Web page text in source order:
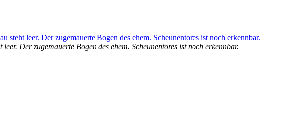
Der zugemauerte Bogen des ehem. Scheunentores ist noch erkennbar.